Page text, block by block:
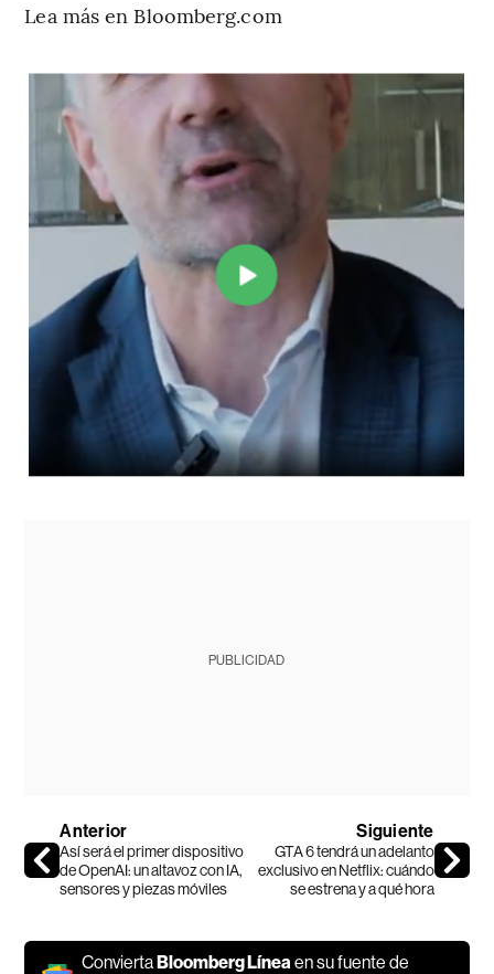
Lea más en Bloomberg.com
PUBLICIDAD
Anterior
Así será el primer dispositivo
de OpenAI: un altavoz con IA,
sensores y piezas móviles
Siguiente
GTA 6 tendrá un adelanto
exclusivo en Netflix: cuándo
se estrena y a qué hora
ConviertaBloomberg Líneaen su fuente de